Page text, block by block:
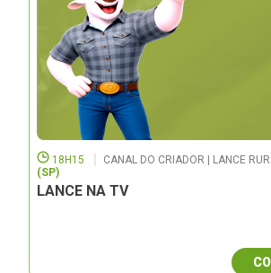
18H15 CANAL DO CRIADOR | LANCE
(SP)
LANCE NA TV